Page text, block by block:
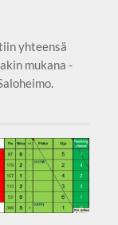
yhteensä
mukana -